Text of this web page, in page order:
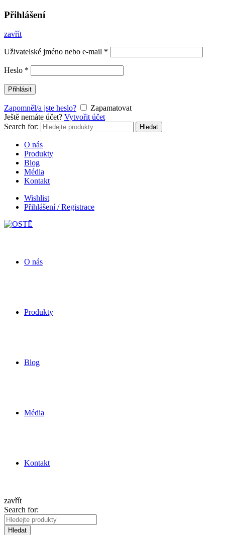
Přihlášení
zavřít
Uživatelské jméno nebo e-mail *
Heslo *
Přihlásit
Zapomněl/a jste heslo?
Zapamatovat
Ještě nemáte účet? Vytvořit účet
Search for:
Hledat
O nás
Produkty
Blog
Média
Kontakt
Wishlist
Přihlášení / Registrace
O nás
Produkty
Blog
Média
Kontakt
zavřít
Search for:
Hledat